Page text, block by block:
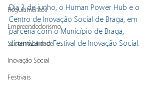
Regulamentos
Empreendedorismo
Sustentabilidade
Inovação Social
Festivais
Dia 3 de junho, o Human Power Hub e o
Centro de Inovação Social de Braga, em
parceria com o Município de Braga,
dinamizam o Festival de Inovação Social.